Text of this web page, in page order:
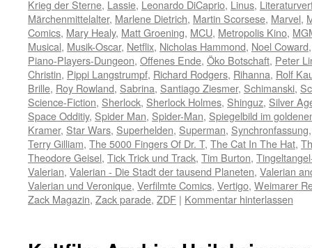
Krieg der Sterne, Lassie, Leonardo DiCaprio, Linus,
Märchenmittelalter, Marlene Dietrich, Martin Scorsese, Marvel,
Comics, Mary Healy, Matt Groening, MCU, Metropolis Kino,
Musical, Musik-Oscar, Netflix, Nicholas Hammond, Noel Coward
Piano-Players-Dungeon, Offenes Ende, Öko Botschaft, Peter
Christin, Pippi Langstrumpf, Richard Rodgers, Rihanna, Rolf
Brille, Roy Rowland, Sabrina, Santiago Ziesmer, Schimanski,
Science-Fiction, Sherlock, Sherlock Holmes, Shinguz, Silver
Space Odditiy, Spider Man, Spider-Man, Spiegelbild im
Kramer, Star Wars, Superhelden, Superman, Synchronfassung
Terry Gilliam, The 5000 Fingers Of Dr. T, The Cat In The Hat,
Theodore Geisel, Tick Trick und Track, Tim Burton,
Valerian, Valerian - Die Stadt der tausend Planeten, Valerian
Valerian und Veronique, Verfilmte Comics, Vertigo, Weimarer
Zack Magazin, Zack parade, ZDF | Kommentar hinterlassen